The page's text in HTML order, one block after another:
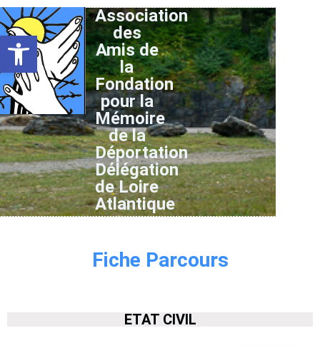
Ouvrir la barre d’outils
Association
des
Amis de
la
Fondation
pour la
Mémoire
de la
Déportation
Délégation
de Loire
Atlantique
Fiche Parcours
ETAT CIVIL